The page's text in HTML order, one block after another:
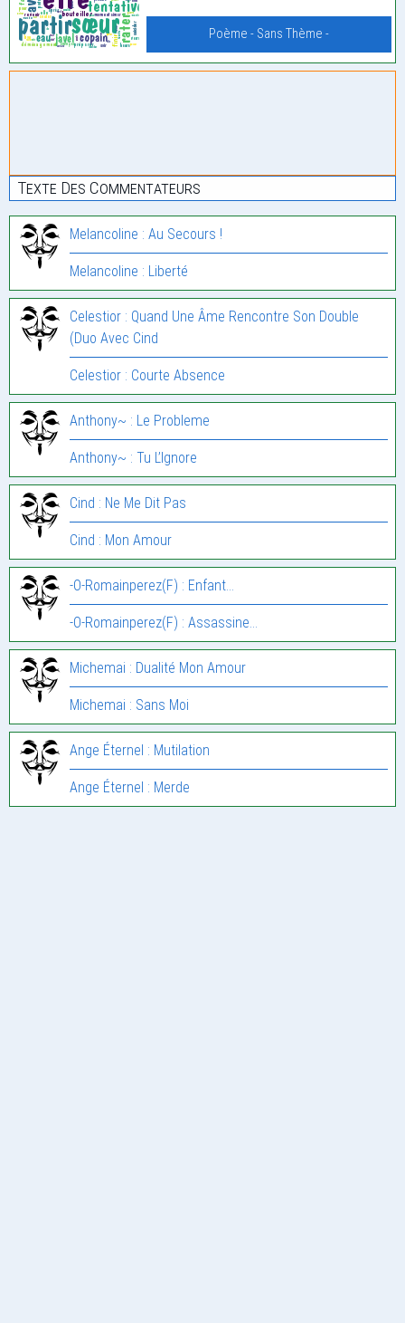
Poème - Sans Thème -
Texte Des Commentateurs
Melancoline : Au Secours !
Melancoline : Liberté
Celestior : Quand Une Âme Rencontre Son Double
(Duo Avec Cind
Celestior : Courte Absence
Anthony~ : Le Probleme
Anthony~ : Tu L’Ignore
Cind : Ne Me Dit Pas
Cind : Mon Amour
-O-Romainperez(F) : Enfant…
-O-Romainperez(F) : Assassine…
Michemai : Dualité Mon Amour
Michemai : Sans Moi
Ange Éternel : Mutilation
Ange Éternel : Merde